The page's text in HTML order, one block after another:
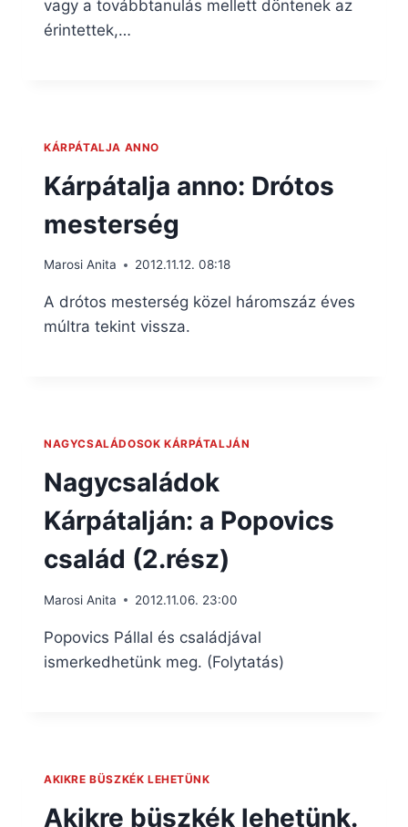
vagy a továbbtanulás mellett döntenek az
érintettek,…
KÁRPÁTALJA ANNO
Kárpátalja anno: Drótos
mesterség
Marosi Anita 2012.11.12. 08:18
A drótos mesterség közel háromszáz éves
múltra tekint vissza.
NAGYCSALÁDOSOK KÁRPÁTALJÁN
Nagycsaládok
Kárpátalján: a Popovics
család (2.rész)
Marosi Anita 2012.11.06. 23:00
Popovics Pállal és családjával
ismerkedhetünk meg. (Folytatás)
AKIKRE BÜSZKÉK LEHETÜNK
Akikre büszkék lehetünk.